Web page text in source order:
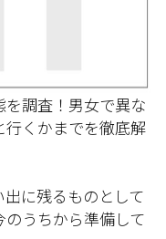
調査！男女で異な
行くかまでを徹底解
に残るものとして
うちから準備して